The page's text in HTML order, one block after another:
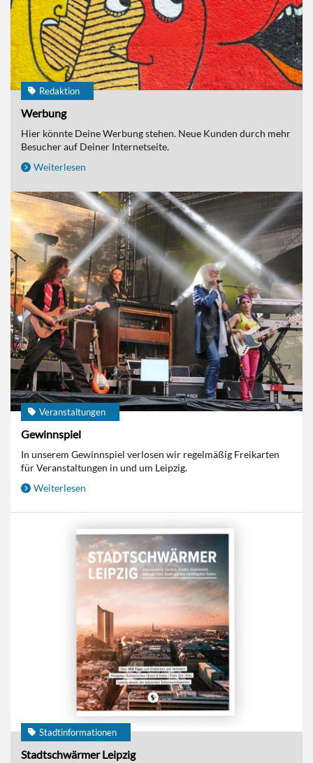
Redaktion
Werbung
Hier könnte Deine Werbung stehen. Neue Kunden durch mehr
Besucher auf Deiner Internetseite.
Weiterlesen
Veranstaltungen
Gewinnspiel
In unserem Gewinnspiel verlosen wir regelmäßig Freikarten
für Veranstaltungen in und um Leipzig.
Weiterlesen
Stadtinformationen
Stadtschwärmer Leipzig